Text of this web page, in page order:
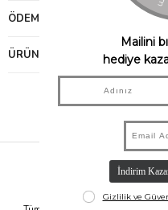
ÖDEME SEÇENEKLERI
ÜRÜN ÖNERILERI
Hızlı Kargo